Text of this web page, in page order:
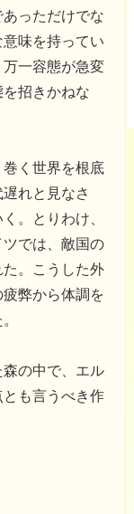
っただけでな
味を持ってい
一容態が急変
招きかねな
く世界を根底
れと見なさ
。とりわけ、
では、敵国の
。こうした外
弊から体調を
の中で、エル
も言うべき作